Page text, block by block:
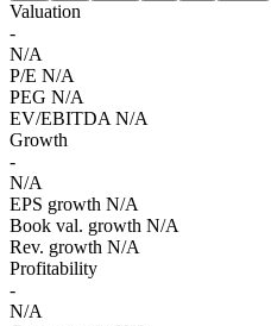
Valuation
-
N/A
P/E N/A
PEG N/A
EV/EBITDA N/A
Growth
-
N/A
EPS growth N/A
Book val. growth N/A
Rev. growth N/A
Profitability
-
N/A